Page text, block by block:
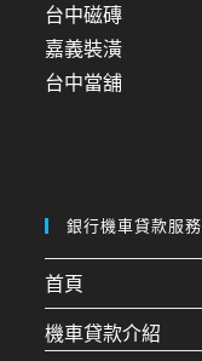
台中磁磚
嘉義裝潢
台中當舖
銀行機車貸款服務
首頁
機車貸款介紹